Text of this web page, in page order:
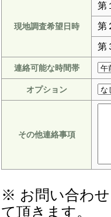
現地調査希望日時
連絡可能な時間帯
オプション
その他連絡事項
※ お問い合わ
て頂きます。